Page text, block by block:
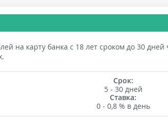
на карту банка с 18 лет сроком до 30 дней
Срок:
5 - 30 дней
Ставка:
0 - 0,8 % в день